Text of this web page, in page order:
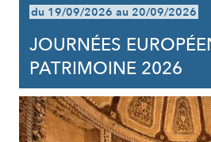
du 19/09/2026 au 20/09/2026
JOURNÉES
PATRIMOINE 2026